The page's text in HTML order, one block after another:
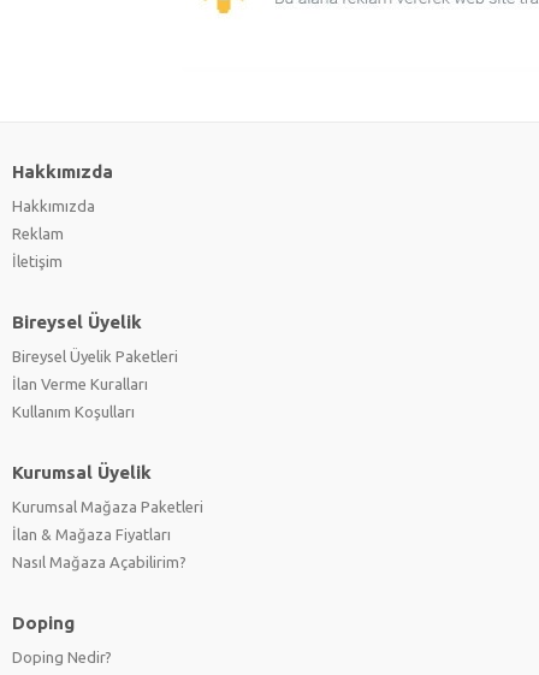
Hakkımızda
Hakkımızda
Reklam
İletişim
Bireysel Üyelik
Bireysel Üyelik Paketleri
İlan Verme Kuralları
Kullanım Koşulları
Kurumsal Üyelik
Kurumsal Mağaza Paketleri
İlan & Mağaza Fiyatları
Nasıl Mağaza Açabilirim?
Doping
Doping Nedir?